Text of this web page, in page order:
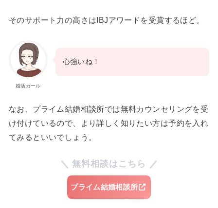
そのサポート力の高さはIBJアワードを受賞するほど。
婚活ガール
心強いね！
なお、プライム結婚相談所では無料カウンセリングを受
け付けているので、より詳しく知りたい方は予約を入れ
てみるといいでしょう。
無料相談はこちら
プライム結婚相談所